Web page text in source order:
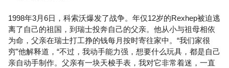
1998年3月6日，科索沃爆发了战争。年仅12岁的Rexhep被迫逃
离了自己的祖国，到瑞士投奔自己的父亲。他从小与祖母相依
为命，父亲在瑞士打工挣的钱每月按时寄往家中。“我们家很
穷”他解释道，“不过，我动手能力强，想要什么玩具，都是自己
亲自动手制作。父亲有一块天梭手表，我对它非常着迷，一直